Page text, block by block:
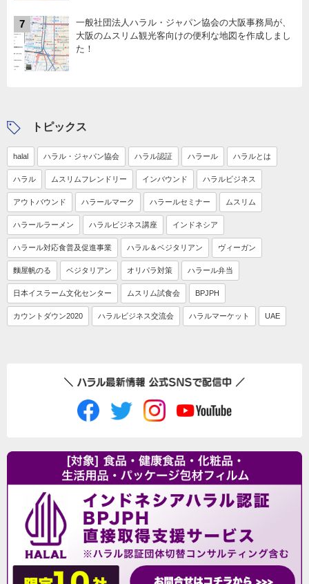
7
一般社団法人ハラル・ジャパン協会の大阪事務局が、
大阪のムスリム観光客向けの便利な地図を作成しまし
た！
トピックス
halal ハラル・ジャパン協会 ハラル認証 ハラール ハラルとは
ハラル ムスリムフレンドリー インバウンド ハラルビジネス
アウトバウンド ハラールマーク ハラールセミナー ムスリム
ハラールラーメン ハラルビジネス講座 インドネシア
ハラール対応食普及促進事業 ハラル＆ベジタリアン ヴィーガン
麵屋帆のる ベジタリアン オリパラ対策 ハラール弁当
日本イスラーム文化センター ムスリム試食会 BPJPH
カウントダウン2020 ハラルビジネス交流会 ハラルマーケット UAE